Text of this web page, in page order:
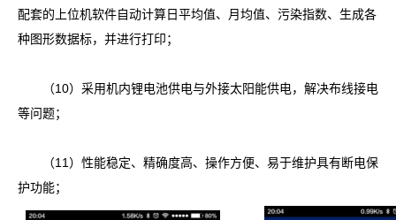
配套的上位机软件自动计算日平均值、月均值、污染指数、生成各
种图形数据标，并进行打印；
（10）采用机内锂电池供电与外接太阳能供电，解决布线接电
等问题；
（11）性能稳定、精确度高、操作方便、易于维护具有断电保
护功能；